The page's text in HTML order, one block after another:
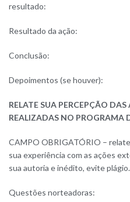
resultado:
Resultado da ação:
Conclusão:
Depoimentos (se houver):
RELATE SUA PERCEPÇÃO
REALIZADAS NO PROGRAMA
CAMPO OBRIGATÓRIO –
sua experiência com as ações
sua autoria e inédito, evite plágio.
Questões norteadoras: